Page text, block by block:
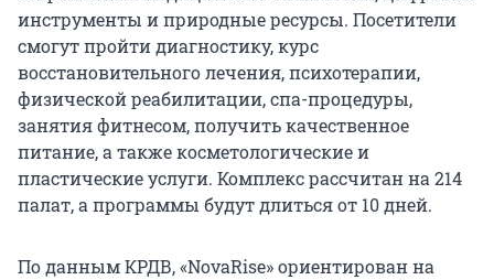
инструменты и природные ресурсы. Посетители
смогут пройти диагностику, курс
восстановительного лечения, психотерапии,
физической реабилитации, спа-процедуры,
занятия фитнесом, получить качественное
питание, а также косметологические и
пластические услуги. Комплекс рассчитан на 214
палат, а программы будут длиться от 10 дней.
По данным КРДВ, «NovaRise» ориентирован на